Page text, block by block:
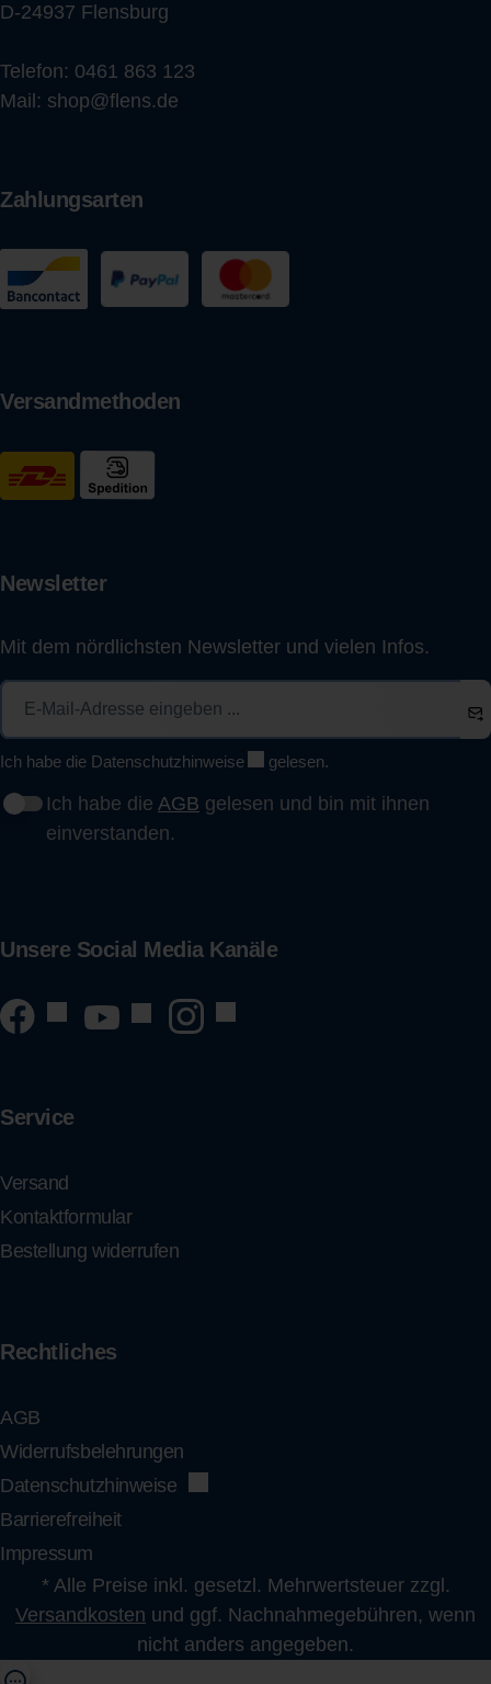
Zahlungsarten
Versandmethoden
Newsletter
Mit dem nördlichsten Newsletter und vielen Infos.
Ich habe die Datenschutzhinweise gelesen.
Ich habe die AGB gelesen und bin mit ihnen
einverstanden.
D-24937 Flensburg
Telefon: 0461 863 123
Mail: shop@flens.de
Service
Versand
Kontaktformular
Bestellung widerrufen
Rechtliches
AGB
Widerrufsbelehrungen
Datenschutzhinweise
Barrierefreiheit
Impressum
Unsere Social Media Kanäle
* Alle Preise inkl. gesetzl. Mehrwertsteuer zzgl.
Versandkosten und ggf. Nachnahmegebühren, wenn
nicht anders angegeben.